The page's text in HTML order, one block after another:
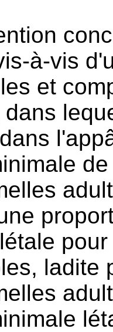
à-vis
et
dans
ladite